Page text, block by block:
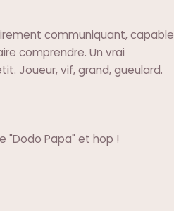
communiquant, capable
comprendre. Un vrai
Joueur, vif, grand, gueulard.
"Dodo Papa" et hop !